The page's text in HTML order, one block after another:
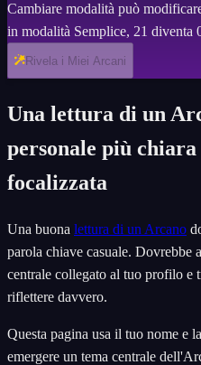
Cambiare modalità può
in modalità Semplice, 21 diventa
Rivela i Miei Arcani
Una lettura di un
personale più
focalizzata
Una buona lettura di un Arcano
parola chiave casuale. Dovrebbe
centrale collegato al tuo profilo e
riflettere davvero.
Questa pagina usa il tuo nome e
emergere un tema centrale